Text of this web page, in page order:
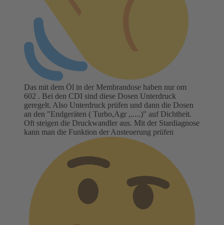
Das mit dem Öl in der Membrandose haben nur om
602 . Bei den CDI sind diese Dosen Unterdruck
geregelt. Also Unterdruck prüfen und dann die Dosen
an den "Endgeräten ( Turbo,Agr ,.....)" auf Dichtheit.
Oft steigen die Druckwandler aus. Mit der Stardiagnose
kann man die Funktion der Ansteuerung prüfen